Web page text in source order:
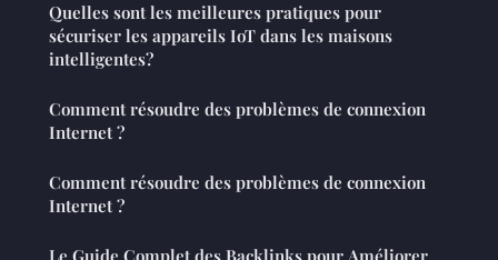
Quelles sont les meilleures pratiques pour
sécuriser les appareils IoT dans les maisons
intelligentes?
Comment résoudre des problèmes de connexion
Internet ?
Comment résoudre des problèmes de connexion
Internet ?